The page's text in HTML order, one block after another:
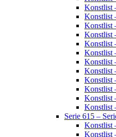
Konstlist
Konstlist
Konstlist
Konstlist
Konstlist
Konstlist
Konstlist
Konstlist
Konstlist
Konstlist
Konstlist
Konstlist
Serie 615 –
Konstlist
Konstlist